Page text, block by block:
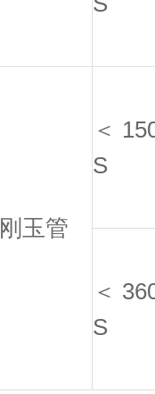
刚玉管
＜
S
＜
S